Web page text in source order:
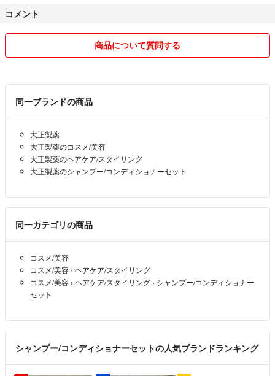
コメント
商品について質問する
同一ブランドの商品
大正製薬
大正製薬のコスメ/美容
大正製薬のヘアケア/スタイリング
大正製薬のシャンプー/コンディショナーセット
同一カテゴリの商品
コスメ/美容
コスメ/美容 › ヘアケア/スタイリング
コスメ/美容 › ヘアケア/スタイリング › シャンプー/コンディショナー
セット
シャンプー/コンディショナーセットの人気ブランドランキング